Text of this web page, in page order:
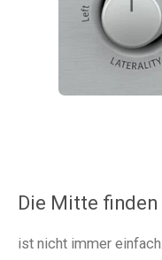
Die Mitte finden
ist nicht immer